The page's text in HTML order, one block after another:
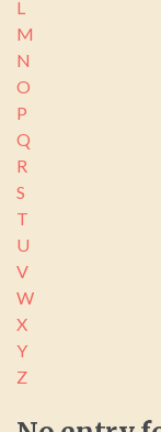
L
M
N
O
P
Q
R
S
T
U
V
W
X
Y
Z